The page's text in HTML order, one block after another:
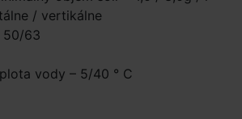
/ vertikálne
50/63
vody – 5/40 ° C